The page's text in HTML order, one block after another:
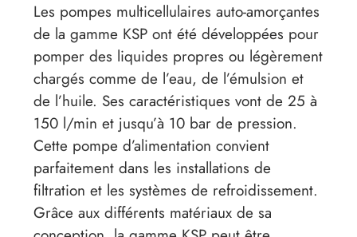
Les pompes multicellulaires auto-amorçantes
de la gamme KSP ont été développées pour
pomper des liquides propres ou légèrement
chargés comme de l’eau, de l’émulsion et
de l’huile. Ses caractéristiques vont de 25 à
150 l/min et jusqu’à 10 bar de pression.
Cette pompe d’alimentation convient
parfaitement dans les installations de
filtration et les systèmes de refroidissement.
Grâce aux différents matériaux de sa